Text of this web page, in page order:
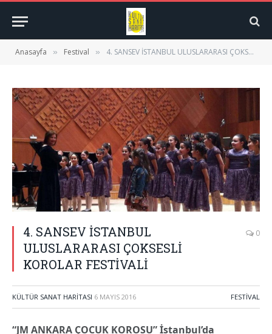
Anasayfa » Festival » 4. SANSEV İSTANBUL ULUSLARARASI ÇOKSESLİ KOROLAR FESTİVALİ
4. SANSEV İSTANBUL
ULUSLARARASI ÇOKSESLİ
KOROLAR FESTİVALİ
0
KÜLTÜR SANAT HARITASI 6 MAYIS 2016 FESTIVAL
“JM ANKARA ÇOCUK KOROSU” İstanbul’da